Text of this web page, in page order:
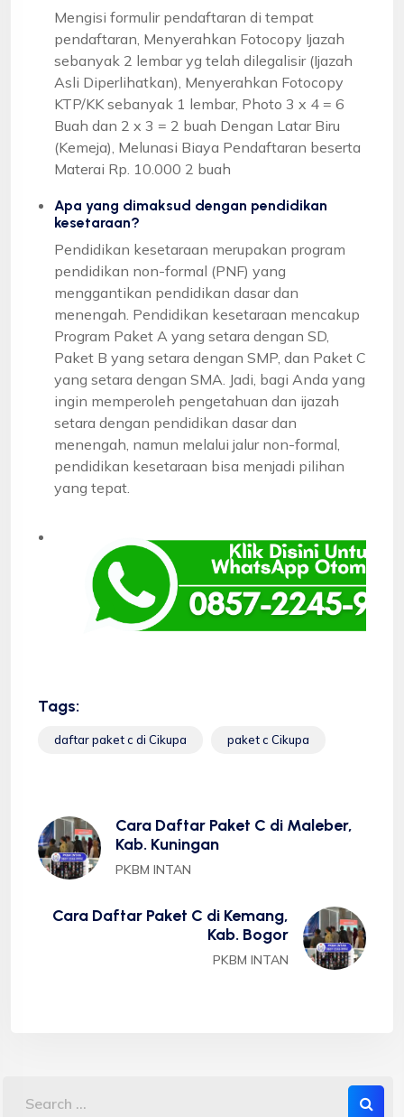
Mengisi formulir pendaftaran di tempat
pendaftaran, Menyerahkan Fotocopy Ijazah
sebanyak 2 lembar yg telah dilegalisir (Ijazah
Asli Diperlihatkan), Menyerahkan Fotocopy
KTP/KK sebanyak 1 lembar, Photo 3 x 4 = 6
Buah dan 2 x 3 = 2 buah Dengan Latar Biru
(Kemeja), Melunasi Biaya Pendaftaran beserta
Materai Rp. 10.000 2 buah
Apa yang dimaksud dengan pendidikan
kesetaraan?
Pendidikan kesetaraan merupakan program
pendidikan non-formal (PNF) yang
menggantikan pendidikan dasar dan
menengah. Pendidikan kesetaraan mencakup
Program Paket A yang setara dengan SD,
Paket B yang setara dengan SMP, dan Paket C
yang setara dengan SMA. Jadi, bagi Anda yang
ingin memperoleh pengetahuan dan ijazah
setara dengan pendidikan dasar dan
menengah, namun melalui jalur non-formal,
pendidikan kesetaraan bisa menjadi pilihan
yang tepat.
Tags:
daftar paket c di Cikupa paket c Cikupa
Cara Daftar Paket C di Maleber,
Kab. Kuningan
PKBM INTAN
Cara Daftar Paket C di Kemang,
Kab. Bogor
PKBM INTAN